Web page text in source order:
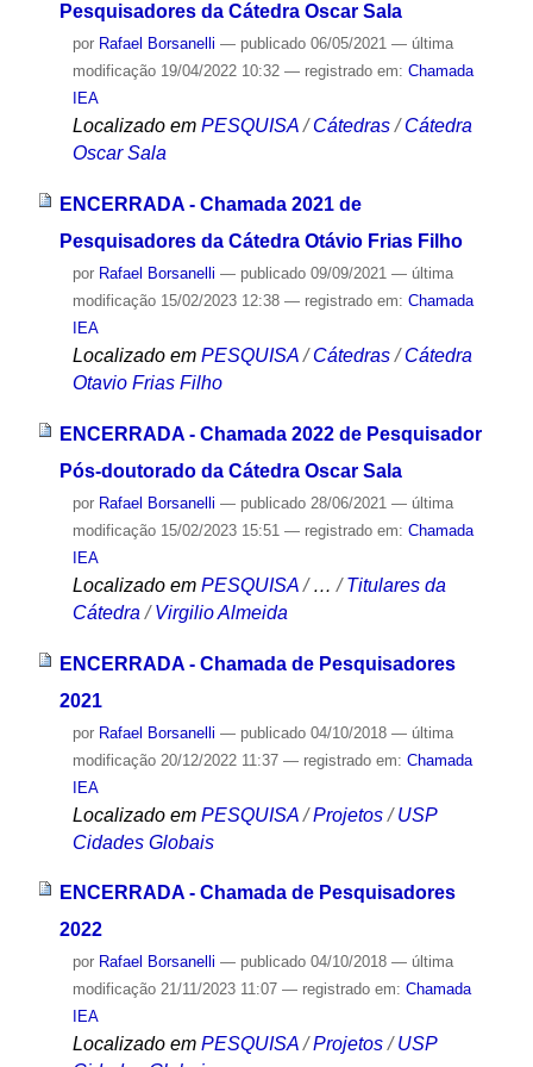
Pesquisadores da Cátedra Oscar Sala
por Rafael Borsanelli — publicado06/05/2021 — última
modificação19/04/2022 10:32 — registrado em: Chamada
IEA
Localizado em PESQUISA / Cátedras/ Cátedra
Oscar Sala
ENCERRADA - Chamada 2021 de
Pesquisadores da Cátedra Otávio Frias Filho
por Rafael Borsanelli — publicado09/09/2021 — última
modificação15/02/2023 12:38 — registrado em: Chamada
IEA
Localizado em PESQUISA /Cátedras/Cátedra
Otavio Frias Filho
ENCERRADA - Chamada 2022 de Pesquisador
Pós-doutorado da Cátedra Oscar Sala
por Rafael Borsanelli — publicado28/06/2021 — última
modificação15/02/2023 15:51 — registrado em: Chamada
IEA
Localizado em PESQUISA /…/Titulares da
Cátedra /Virgilio Almeida
ENCERRADA - Chamada de Pesquisadores
2021
por Rafael Borsanelli — publicado04/10/2018 — última
modificação20/12/2022 11:37 — registrado em: Chamada
IEA
Localizado em PESQUISA /Projetos/USP
Cidades Globais
ENCERRADA - Chamada de Pesquisadores
2022
por Rafael Borsanelli — publicado04/10/2018 — última
modificação21/11/2023 11:07 — registrado em: Chamada
IEA
Localizado em PESQUISA /Projetos/USP